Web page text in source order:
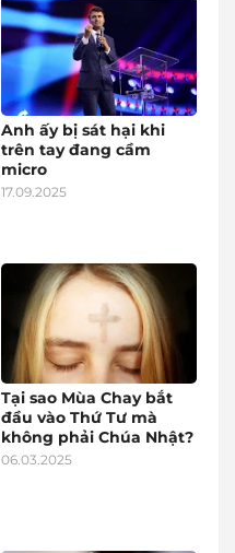
Anh ấy bị sát hại khi
trên tay đang cầm
micro
17.09.2025
Tại sao Mùa Chay bắt
đầu vào Thứ Tư mà
không phải Chúa Nhật?
06.03.2025